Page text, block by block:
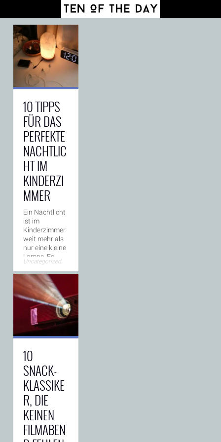
10 TIPPS
FÜR DAS
PERFEKTE
NACHTLIC
HT IM
KINDERZI
MMER
Ein Nachtlicht
ist im
Kinderzimmer
weit mehr als
nur eine kleine
Lampe. Es
spendet
Geborgenheit,
nimmt die
Angst→
Uncategorized
10
SNACK-
KLASSIKE
R, DIE
KEINEN
FILMABEN